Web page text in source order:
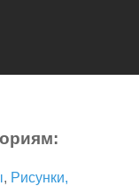
, Рисунки,